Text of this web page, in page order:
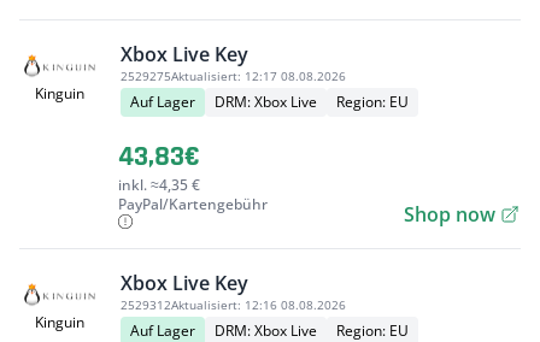
Kinguin
Xbox Live Key
2529275Aktualisiert: 12:17 08.08.2026
Auf Lager DRM: Xbox Live Region: EU
43,83€
inkl. ≈4,35 €
PayPal/Kartengebühr
Shop now
Kinguin
Xbox Live Key
2529312Aktualisiert: 12:16 08.08.2026
Auf Lager DRM: Xbox Live Region: EU